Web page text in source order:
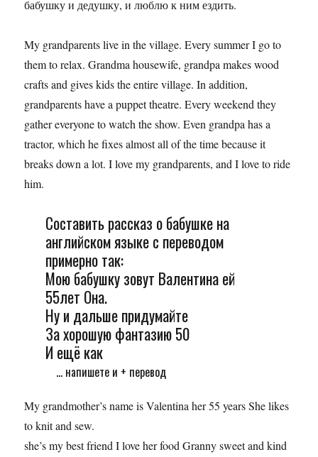
бабушку и дедушку, и люблю к ним ездить.
My grandparents live in the village. Every summer I go to
them to relax. Grandma housewife, grandpa makes wood
crafts and gives kids the entire village. In addition,
grandparents have a puppet theatre. Every weekend they
gather everyone to watch the show. Even grandpa has a
tractor, which he fixes almost all of the time because it
breaks down a lot. I love my grandparents, and I love to ride
him.
Составить рассказ о бабушке на
английском языке с переводом
примерно так:
Мою бабушку зовут Валентина ей
55лет Она.
Ну и дальше придумайте
За хорошую фантазию 50
И ещё как
... напишете и + перевод
My grandmother’s name is Valentina her 55 years She likes
to knit and sew.
she’s my best friend I love her food Granny sweet and kind